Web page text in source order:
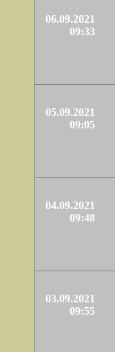
06.09.2021
09:33
05.09.2021
09:05
04.09.2021
09:48
03.09.2021
09:55